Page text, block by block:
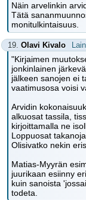
Näin arvelinkin
Tätä
monitulkintaisuus.
19. Olavi Kivalo
"Kirjaimen
jonkinlainen
jälkeen sanojen ei
vaatimusosa voisi
Arvidin
alkuosat tassila,
kirjoittamalla ne
Loppuosat
Olisivatko nekin
Matias-Myyrän
juurikaan esiinny
kuin sanoista
todeta.